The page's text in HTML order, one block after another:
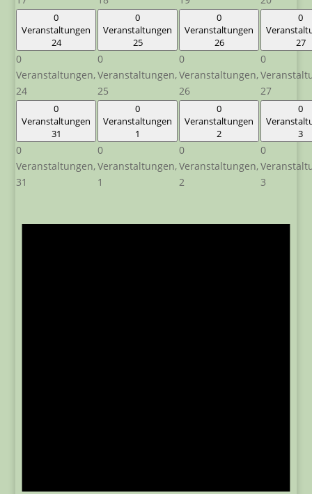
0
Veranstaltungen
24
0
Veranstaltungen,
24
0
Veranstaltungen
25
0
Veranstaltungen,
25
0
Veranstaltungen
26
0
Veranstaltungen,
26
0
27
0
27
0
Veranstaltungen
31
0
Veranstaltungen,
31
0
Veranstaltungen
1
0
Veranstaltungen,
1
0
Veranstaltungen
2
0
Veranstaltungen,
2
0
3
0
3